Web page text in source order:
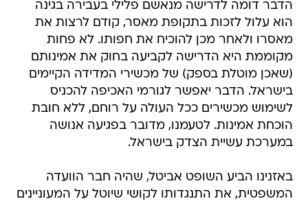
הדבר דומה לדרישה מנאשם פלילי בעבירה בגינה
הוא עלול לזכות בתקופת מאסר, קודם לרצות את
מאסרו ולאחר מכן להוכיח את חפותו. לא פחות
מקוממת היא הדרישה לקביעה בחוק את אמינותם
(שאכן מוטלת בספק) של מכשירי המדידה הקיימים
בישראל. הדבר יאפשר לגורמי האכיפה להכניס
לשימוש מכשירים ככל העולה על רוחם, ללא חובת
הוכחת אמינות. לטעמנו, מדובר בפגיעה אנושה
במערכת עשיית הצדק בישראל.
באזנינו הביע השופט אביטל, שהיה חבר הוועדה
המשפטית, את התנגדותו לקושי שיוטל על המעוניינים